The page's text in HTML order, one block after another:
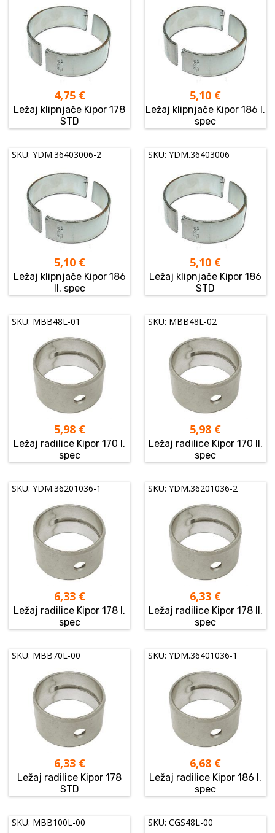
4,75 €
Ležaj klipnjače Kipor 178
STD
5,10 €
Ležaj klipnjače Kipor 186 I.
spec
SKU: YDM.36403006-2
5,10 €
Ležaj klipnjače Kipor 186
II. spec
SKU: YDM.36403006
5,10 €
Ležaj klipnjače Kipor 186
STD
SKU: MBB48L-01
5,98 €
Ležaj radilice Kipor 170 I.
spec
SKU: MBB48L-02
5,98 €
Ležaj radilice Kipor 170 II.
spec
SKU: YDM.36201036-1
6,33 €
Ležaj radilice Kipor 178 I.
spec
SKU: YDM.36201036-2
6,33 €
Ležaj radilice Kipor 178 II.
spec
SKU: MBB70L-00
6,33 €
Ležaj radilice Kipor 178
STD
SKU: YDM.36401036-1
6,68 €
Ležaj radilice Kipor 186 I.
spec
SKU: MBB100L-00 SKU: CGS48L-00